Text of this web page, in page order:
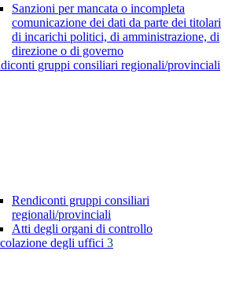
Sanzioni per mancata o incompleta
comunicazione dei dati da parte dei titolari
di incarichi politici, di amministrazione, di
direzione o di governo
gruppi consiliari regionali/provinciali
Rendiconti gruppi consiliari
regionali/provinciali
Atti degli organi di controllo
degli uffici 3